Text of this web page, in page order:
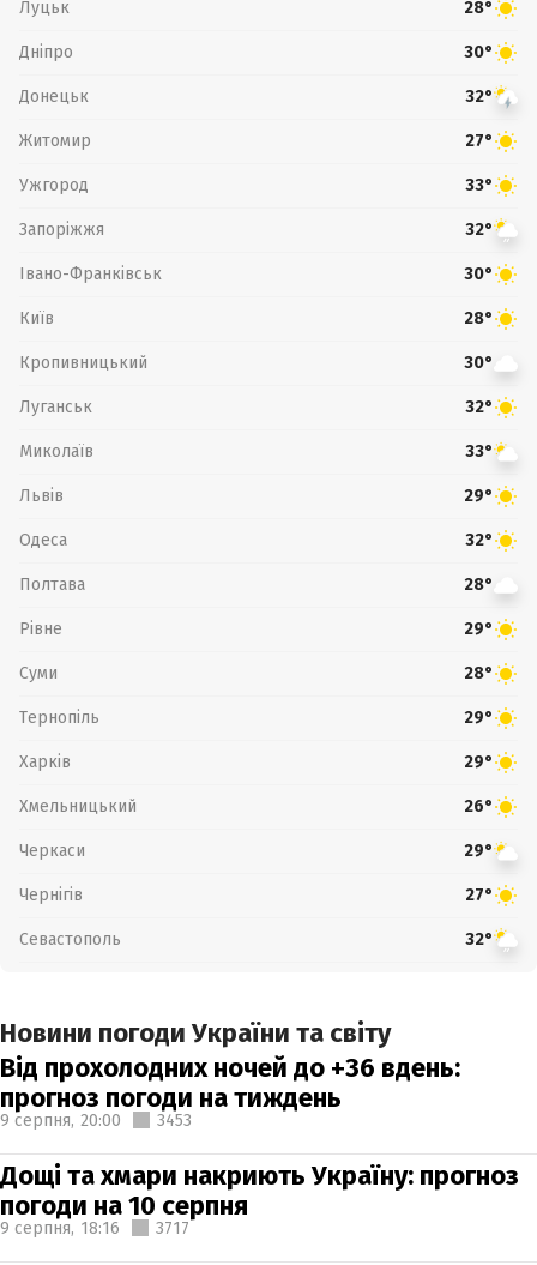
Луцьк 28°
Дніпро 30°
Донецьк 32°
Житомир 27°
Ужгород 33°
Запоріжжя 32°
Івано-Франківськ 30°
Київ 28°
Кропивницький 30°
Луганськ 32°
Миколаїв 33°
Львів 29°
Одеса 32°
Полтава 28°
Рівне 29°
Суми 28°
Тернопіль 29°
Харків 29°
Хмельницький 26°
Черкаси 29°
Чернігів 27°
Севастополь 32°
Новини погоди України та світу
Від прохолодних ночей до +36 вдень:
прогноз погоди на тиждень
9 серпня, 20:00 3453
Дощі та хмари накриють Україну: прогноз
погоди на 10 серпня
9 серпня, 18:16 3717